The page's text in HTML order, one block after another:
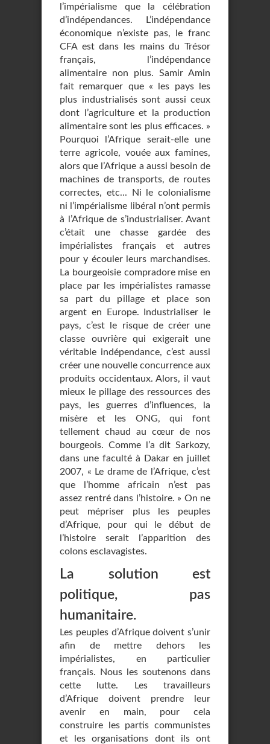
l’impérialisme que la célébration
d’indépendances. L’indépendance
économique n’existe pas, le franc
CFA est dans les mains du Trésor
français, l’indépendance
alimentaire non plus. Samir Amin
fait remarquer que « les pays les
plus industrialisés sont aussi ceux
dont l’agriculture et la production
alimentaire sont les plus efficaces. »
Pourquoi l’Afrique serait-elle une
terre agricole, vouée aux famines,
alors que l’Afrique a aussi besoin de
machines de transports, de routes
correctes, etc... Ni le colonialisme
ni l’impérialisme libéral n’ont permis
à l’Afrique de s’industrialiser. Avant
c’était une chasse gardée des
impérialistes français et autres
pour y écouler leurs marchandises.
La bourgeoisie compradore mise en
place par les impérialistes ramasse
sa part du pillage et place son
argent en Europe. Industrialiser le
pays, c’est le risque de créer une
classe ouvrière qui exigerait une
véritable indépendance, c’est aussi
créer une nouvelle concurrence aux
produits occidentaux. Alors, il vaut
mieux le pillage des ressources des
pays, les guerres d’influences, la
misère et les ONG, qui font
tellement chaud au cœur de nos
bourgeois. Comme l’a dit Sarkozy,
dans une faculté à Dakar en juillet
2007, « Le drame de l’Afrique, c’est
que l’homme africain n’est pas
assez rentré dans l’histoire. » On ne
peut mépriser plus les peuples
d’Afrique, pour qui le début de
l’histoire serait l’apparition des
colons esclavagistes.
La solution est
politique, pas
humanitaire.
Les peuples d’Afrique doivent s’unir
afin de mettre dehors les
impérialistes, en particulier
français. Nous les soutenons dans
cette lutte. Les travailleurs
d’Afrique doivent prendre leur
avenir en main, pour cela
construire les partis communistes
et les organisations dont ils ont